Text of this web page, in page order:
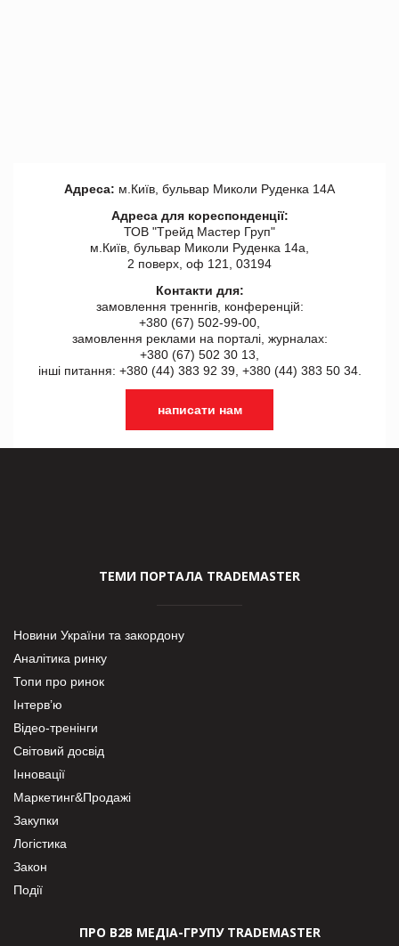
Адреса: м.Київ, бульвар Миколи Руденка 14А
Адреса для кореспонденції:
ТОВ "Tрейд Мастер Груп"
м.Київ, бульвар Миколи Руденка 14а,
2 поверх, оф 121, 03194
Контакти для:
замовлення треннгів, конференцій:
+380 (67) 502-99-00,
замовлення реклами на порталі, журналах:
+380 (67) 502 30 13,
інші питання: +380 (44) 383 92 39, +380 (44) 383 50 34.
написати нам
ТЕМИ ПОРТАЛА TRADEMASTER
Новини України та закордону
Аналітика ринку
Топи про ринок
Інтерв’ю
Відео-тренінги
Світовий досвід
Інновації
Маркетинг&Продажі
Закупки
Логістика
Закон
Події
ПРО В2В МЕДІА-ГРУПУ TRADEMASTER